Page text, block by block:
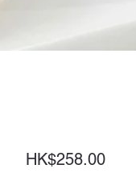
HK$258.00價